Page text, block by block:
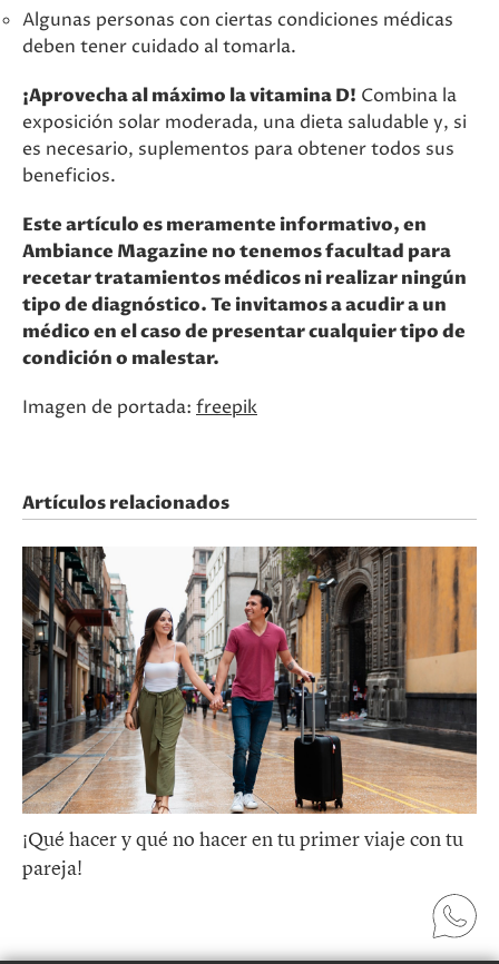
Algunas personas con ciertas condiciones médicas
deben tener cuidado al tomarla.
¡Aprovecha al máximo la vitamina D! Combina la
exposición solar moderada, una dieta saludable y, si
es necesario, suplementos para obtener todos sus
beneficios.
Este artículo es meramente informativo, en
Ambiance Magazine no tenemos facultad para
recetar tratamientos médicos ni realizar ningún
tipo de diagnóstico. Te invitamos a acudir a un
médico en el caso de presentar cualquier tipo de
condición o malestar.
Imagen de portada: freepik
Artículos relacionados
¡Qué hacer y qué no hacer en tu primer viaje con tu
pareja!